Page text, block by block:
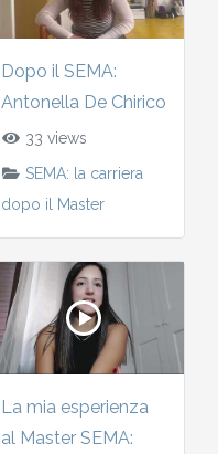
Dopo il SEMA:
Antonella De Chirico
33 views
SEMA: la carriera
dopo il Master
La mia esperienza
al Master SEMA: